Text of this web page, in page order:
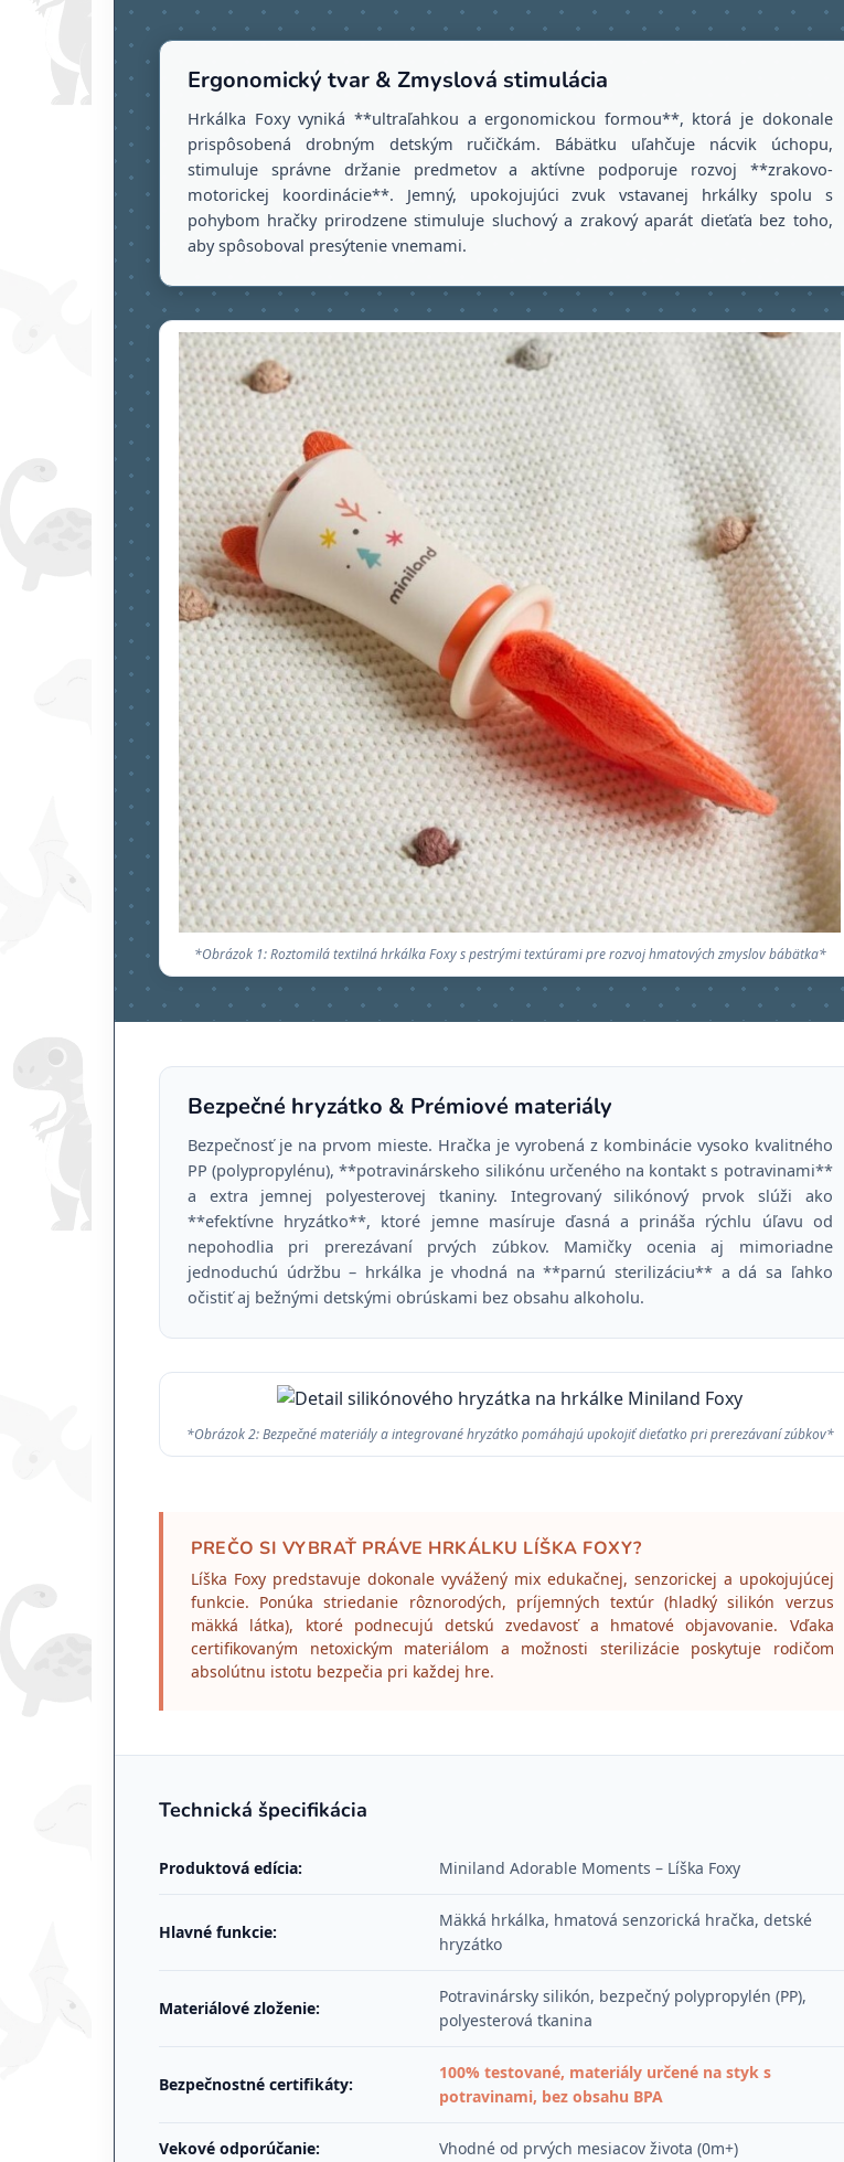
Ergonomický tvar & Zmyslová stimulácia
Hrkálka Foxy vyniká **ultraľahkou a ergonomickou formou**, ktorá je dokonale
prispôsobená drobným detským ručičkám. Bábätku uľahčuje nácvik úchopu,
stimuluje správne držanie predmetov a aktívne podporuje rozvoj **zrakovo-
motorickej koordinácie**. Jemný, upokojujúci zvuk vstavanej hrkálky spolu s
pohybom hračky prirodzene stimuluje sluchový a zrakový aparát dieťaťa bez toho,
aby spôsoboval presýtenie vnemami.
*Obrázok 1: Roztomilá textilná hrkálka Foxy s pestrými textúrami pre rozvoj hmatových zmyslov bábätka*
Bezpečné hryzátko & Prémiové materiály
Bezpečnosť je na prvom mieste. Hračka je vyrobená z kombinácie vysoko kvalitného
PP (polypropylénu), **potravinárskeho silikónu určeného na kontakt s potravinami**
a extra jemnej polyesterovej tkaniny. Integrovaný silikónový prvok slúži ako
**efektívne hryzátko**, ktoré jemne masíruje ďasná a prináša rýchlu úľavu od
nepohodlia pri prerezávaní prvých zúbkov. Mamičky ocenia aj mimoriadne
jednoduchú údržbu – hrkálka je vhodná na **parnú sterilizáciu** a dá sa ľahko
očistiť aj bežnými detskými obrúskami bez obsahu alkoholu.
*Obrázok 2: Bezpečné materiály a integrované hryzátko pomáhajú upokojiť dieťatko pri prerezávaní zúbkov*
PREČO SI VYBRAŤ PRÁVE HRKÁLKU LÍŠKA FOXY?
Líška Foxy predstavuje dokonale vyvážený mix edukačnej, senzorickej a upokojujúcej
funkcie. Ponúka striedanie rôznorodých, príjemných textúr (hladký silikón verzus
mäkká látka), ktoré podnecujú detskú zvedavosť a hmatové objavovanie. Vďaka
certifikovaným netoxickým materiálom a možnosti sterilizácie poskytuje rodičom
absolútnu istotu bezpečia pri každej hre.
Technická špecifikácia
Produktová edícia: Miniland Adorable Moments – Líška Foxy
Hlavné funkcie:
Mäkká hrkálka, hmatová senzorická hračka, detské
hryzátko
Materiálové zloženie:
Potravinársky silikón, bezpečný polypropylén (PP),
polyesterová tkanina
Bezpečnostné certifikáty:
100% testované, materiály určené na styk s
potravinami, bez obsahu BPA
Vekové odporúčanie: Vhodné od prvých mesiacov života (0m+)